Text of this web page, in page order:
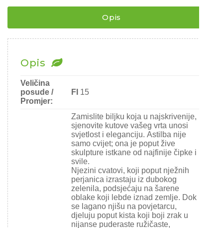
Ostalo sjeme
Opis
Opis
Veličina
posude /
Promjer:
FI 15
Zamislite biljku koja u najskrivenije,
sjenovite kutove vašeg vrta unosi
svjetlost i eleganciju. Astilba nije
samo cvijet; ona je poput žive
skulpture istkane od najfinije čipke i
svile.
Njezini cvatovi, koji poput nježnih
perjanica izrastaju iz dubokog
zelenila, podsjećaju na šarene
oblake koji lebde iznad zemlje. Dok
se lagano njišu na povjetarcu,
djeluju poput kista koji boji zrak u
nijanse puderaste ružičaste,